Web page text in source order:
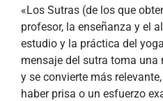
«Los Sutras (de los que
profesor, la enseñanza y el
estudio y la práctica del
mensaje del sutra toma
y se convierte más
haber prisa o un esfuerzo